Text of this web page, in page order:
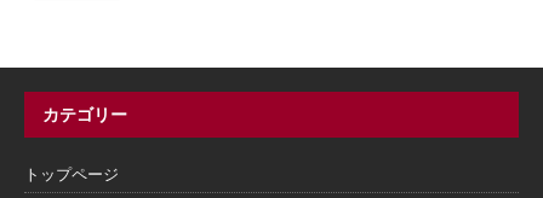
カテゴリー
トップページ